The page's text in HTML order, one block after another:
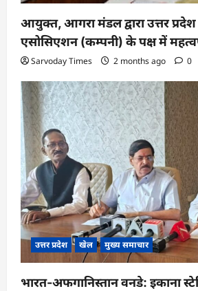
आयुक्त, आगरा मंडल द्वारा उत्तर प्रदेश
एसोसिएशन (कम्पनी) के पक्ष में
Sarvoday Times 2 months ago 0
उत्तर प्रदेश खेल मुख्य समाचार
भारत-अफगानिस्तान वनडे: इकाना